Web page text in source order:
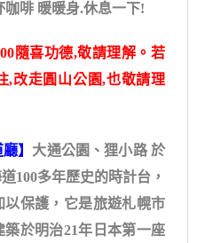
咖啡 暖暖身.休息一下!
隨喜功德,敬請理解。若
,改走圓山公園,也敬請理
】 大通公園、狸小路 於
100多年歷史的時計台，
保護，它是旅遊札幌市
於明治21年日本第一座